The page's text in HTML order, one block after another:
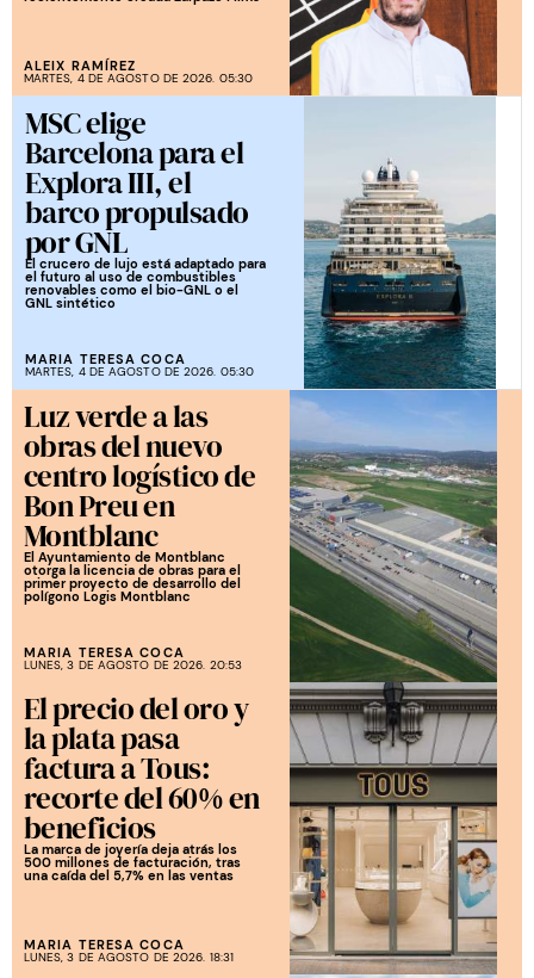
ALEIX RAMÍREZ
MARTES, 4 DE AGOSTO DE 2026. 05:30
MSC elige
Barcelona para el
Explora III, el
barco propulsado
por GNL
El crucero de lujo está adaptado para
el futuro al uso de combustibles
renovables como el bio-GNL o el
GNL sintético
MARIA TERESA COCA
MARTES, 4 DE AGOSTO DE 2026. 05:30
Luz verde a las
obras del nuevo
centro logístico de
Bon Preu en
Montblanc
El Ayuntamiento de Montblanc
otorga la licencia de obras para el
primer proyecto de desarrollo del
polígono Logis Montblanc
MARIA TERESA COCA
LUNES, 3 DE AGOSTO DE 2026. 20:53
El precio del oro y
la plata pasa
factura a Tous:
recorte del 60% en
beneficios
La marca de joyería deja atrás los
500 millones de facturación, tras
una caída del 5,7% en las ventas
MARIA TERESA COCA
LUNES, 3 DE AGOSTO DE 2026. 18:31